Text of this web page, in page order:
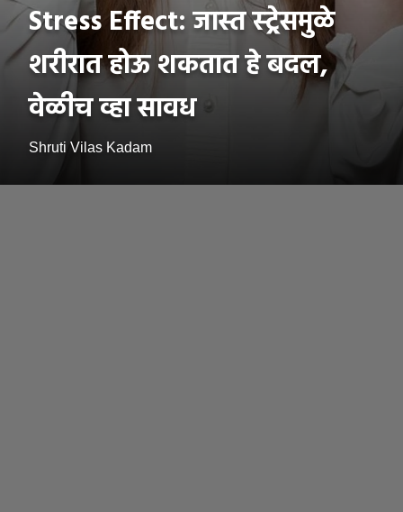
Stress Effect: जास्त स्ट्रेसमुळे
शरीरात होऊ शकतात हे बदल,
वेळीच व्हा सावध
Shruti Vilas Kadam